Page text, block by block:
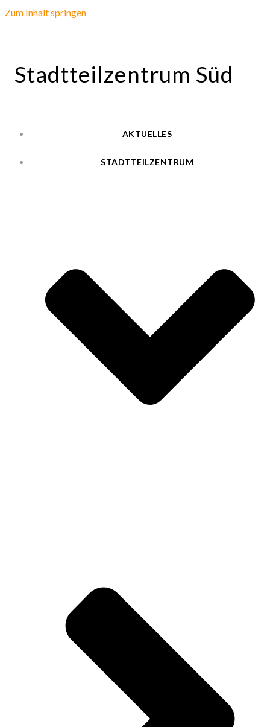
Zum Inhalt springen
Stadtteilzentrum Süd
AKTUELLES
STADTTEILZENTRUM